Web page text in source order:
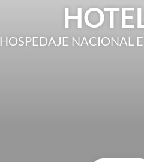
HOSPEDAJE NACIONAL